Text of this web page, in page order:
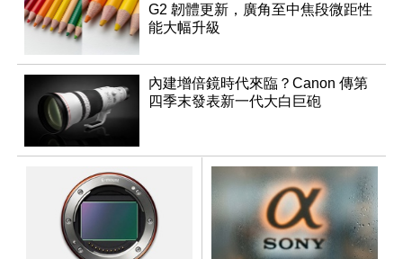
G2 韌體更新，廣角至中焦段微距性
能大幅升級
內建增倍鏡時代來臨？Canon 傳第
四季末發表新一代大白巨砲